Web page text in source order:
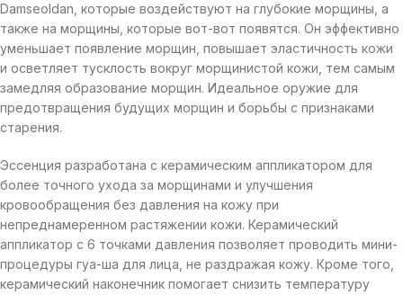
Damseoldan, которые воздействуют на глубокие морщины, а
также на морщины, которые вот-вот появятся. Он эффективно
уменьшает появление морщин, повышает эластичность кожи
и осветляет тусклость вокруг морщинистой кожи, тем самым
замедляя образование морщин. Идеальное оружие для
предотвращения будущих морщин и борьбы с признаками
старения.
Эссенция разработана с керамическим аппликатором для
более точного ухода за морщинами и улучшения
кровообращения без давления на кожу при
непреднамеренном растяжении кожи. Керамический
аппликатор с 6 точками давления позволяет проводить мини-
процедуры гуа-ша для лица, не раздражая кожу. Кроме того,
керамический наконечник помогает снизить температуру